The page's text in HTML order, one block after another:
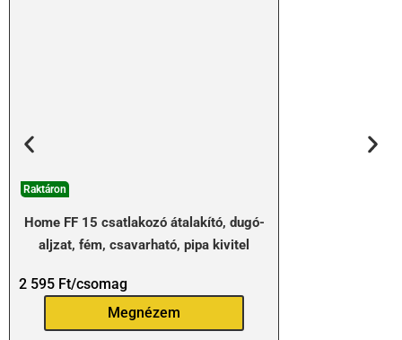
Raktáron
Home FF 15 csatlakozó átalakító, dugó-
aljzat, fém, csavarható, pipa kivitel
2 595 Ft/csomag
Megnézem